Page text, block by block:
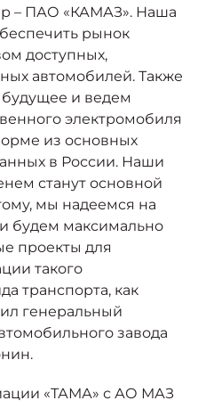
– ПАО «КАМАЗ». Наша
рынок
доступных,
автомобилей. Также
и ведем
электромобиля
из основных
в России. Наши
станут основной
мы надеемся на
будем максимально
проекты для
такого
транспорта, как
генеральный
завода
«ТАМА» с АО МАЗ